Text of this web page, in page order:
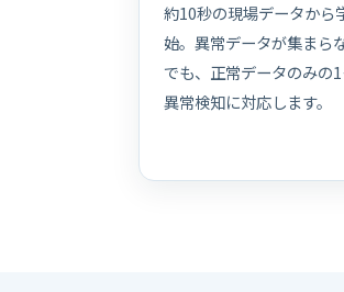
約10秒の現場データから
始。異常データが集まら
でも、正常データのみの
異常検知に対応します。